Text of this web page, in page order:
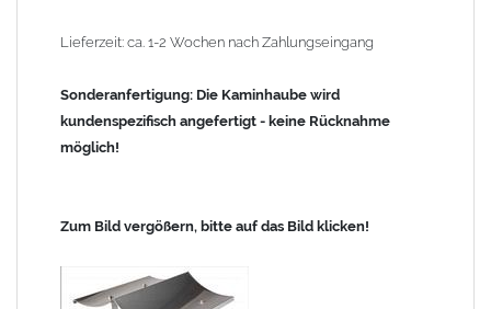
Lieferzeit: ca. 1-2 Wochen nach Zahlungseingang
Sonderanfertigung: Die Kaminhaube wird
kundenspezifisch angefertigt - keine Rücknahme
möglich!
Zum Bild vergößern, bitte auf das Bild klicken!